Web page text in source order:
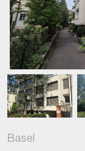
Basel